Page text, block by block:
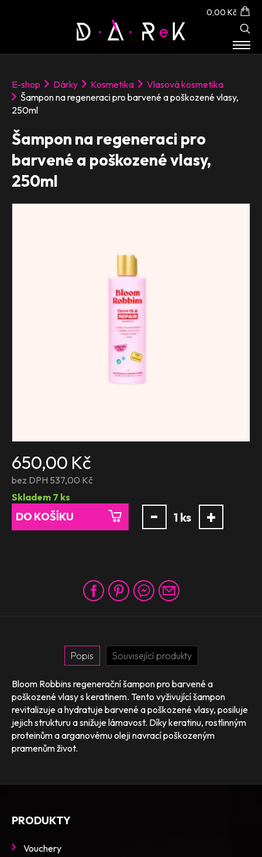
0,00 Kč
KONTAKT
E-shop Dárky Kosmetika
Vlasová kosmetika
Šampon na regeneraci pro barvené a poškozené vlasy,
250ml
Šampon na regeneraci pro
barvené a poškozené vlasy,
250ml
650,00 Kč
bez DPH 537,00 Kč
Skladem 7 ks
DO KOŠÍKU - 1 ks +
Popis Související produkty
Bloom Robbins regenerační šampon pro barvené a
poškozené vlasy s keratinem. Tento vyživující šampon
revitalizuje a hydratuje barvené a poškozené vlasy, posiluje
jejich strukturu a snižuje lámavost. Díky keratinu, rostlinným
proteinům a arganovému oleji navrací poškozeným
pramenům život.
PRODUKTY
Vouchery